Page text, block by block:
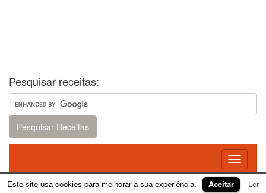
Pesquisar receitas:
Toggle
Este site usa cookies para melhorar a sua experiência. Aceitar Ler